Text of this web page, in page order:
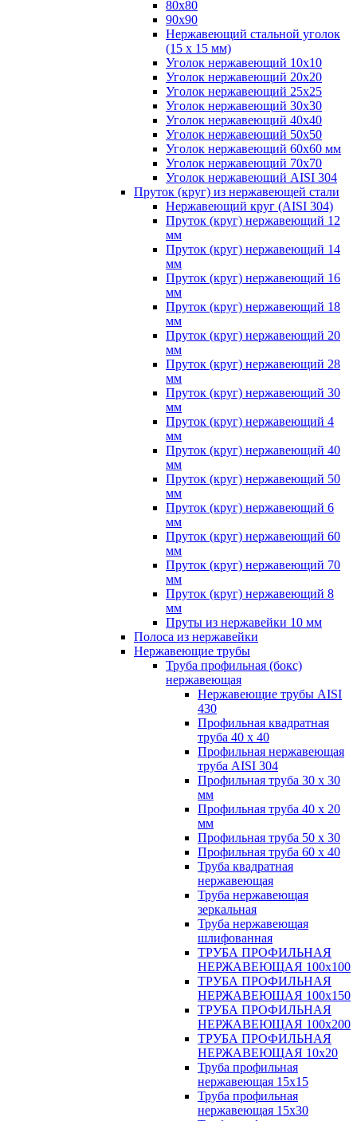
80х80
90х90
Нержавеющий стальной уголок
(15 х 15 мм)
Уголок нержавеющий 10х10
Уголок нержавеющий 20х20
Уголок нержавеющий 25х25
Уголок нержавеющий 30х30
Уголок нержавеющий 40х40
Уголок нержавеющий 50х50
Уголок нержавеющий 60х60 мм
Уголок нержавеющий 70х70
Уголок нержавеющий AISI 304
Пруток (круг) из нержавеющей стали
Нержавеющий круг (AISI 304)
Пруток (круг) нержавеющий 12
мм
Пруток (круг) нержавеющий 14
мм
Пруток (круг) нержавеющий 16
мм
Пруток (круг) нержавеющий 18
мм
Пруток (круг) нержавеющий 20
мм
Пруток (круг) нержавеющий 28
мм
Пруток (круг) нержавеющий 30
мм
Пруток (круг) нержавеющий 4
мм
Пруток (круг) нержавеющий 40
мм
Пруток (круг) нержавеющий 50
мм
Пруток (круг) нержавеющий 6
мм
Пруток (круг) нержавеющий 60
мм
Пруток (круг) нержавеющий 70
мм
Пруток (круг) нержавеющий 8
мм
Пруты из нержавейки 10 мм
Полоса из нержавейки
Нержавеющие трубы
Труба профильная (бокс)
нержавеющая
Нержавеющие трубы AISI
430
Профильная квадратная
труба 40 х 40
Профильная нержавеющая
труба AISI 304
Профильная труба 30 х 30
мм
Профильная труба 40 х 20
мм
Профильная труба 50 х 30
Профильная труба 60 х 40
Труба квадратная
нержавеющая
Труба нержавеющая
зеркальная
Труба нержавеющая
шлифованная
ТРУБА ПРОФИЛЬНАЯ
НЕРЖАВЕЮЩАЯ 100х100
ТРУБА ПРОФИЛЬНАЯ
НЕРЖАВЕЮЩАЯ 100х150
ТРУБА ПРОФИЛЬНАЯ
НЕРЖАВЕЮЩАЯ 100х200
ТРУБА ПРОФИЛЬНАЯ
НЕРЖАВЕЮЩАЯ 10х20
Труба профильная
нержавеющая 15х15
Труба профильная
нержавеющая 15х30